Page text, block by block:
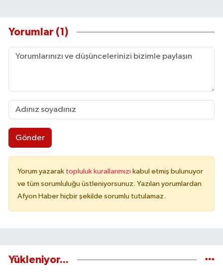
Yorumlar (1)
Gönder
Yorum yazarak topluluk kurallarımızı kabul etmiş bulunuyor
ve tüm sorumluluğu üstleniyorsunuz. Yazılan yorumlardan
Afyon Haber hiçbir şekilde sorumlu tutulamaz.
Yükleniyor...